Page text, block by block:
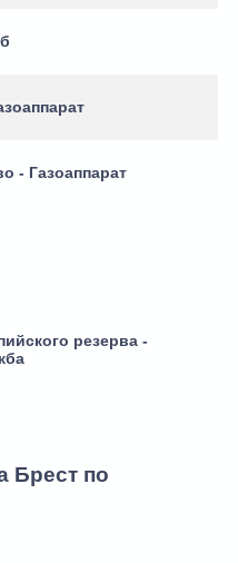
- Газоаппарат
резерва -
Брест по